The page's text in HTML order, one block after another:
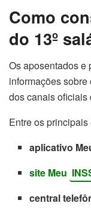
Como
do 13º
Os aposentados e
informações
dos canais oficiais
Entre os principais
aplicativo
site Meu
central